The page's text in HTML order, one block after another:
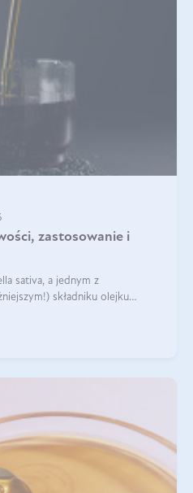
zastosowanie i
sativa, a jednym z
składniku olejku